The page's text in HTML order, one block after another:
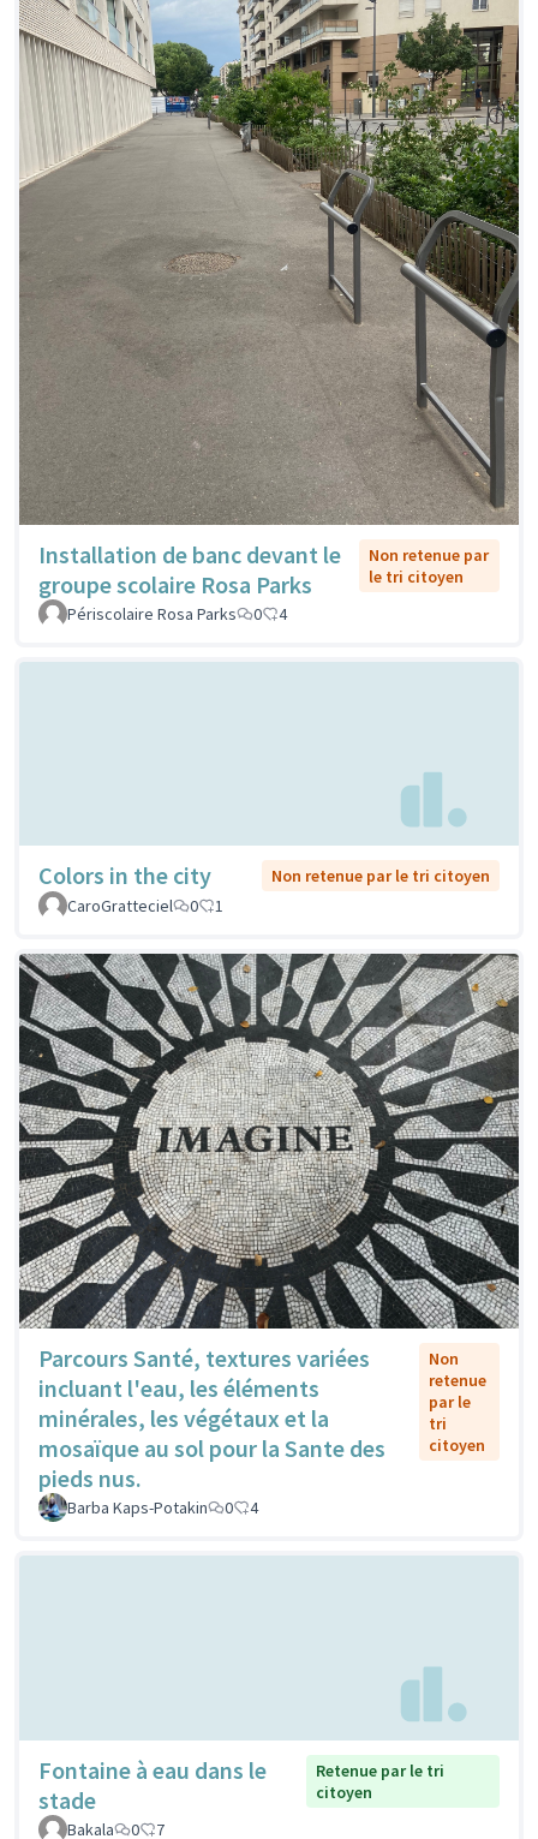
Installation de banc devant le
groupe scolaire Rosa Parks
Non retenue par
le tri citoyen
Périscolaire Rosa Parks
0 4
Colors in the city
Non retenue par le tri citoyen
CaroGratteciel
0 1
Parcours Santé, textures variées
incluant l'eau, les éléments
minérales, les végétaux et la
mosaïque au sol pour la Sante des
pieds nus.
Non
retenue
par le
tri
citoyen
Barba Kaps-Potakin 0 4
Fontaine à eau dans le
stade
Retenue par le tri
citoyen
Bakala
0 7